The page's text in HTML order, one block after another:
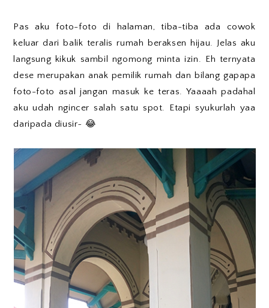
Pas aku foto-foto di halaman, tiba-tiba ada cowok
keluar dari balik teralis rumah beraksen hijau. Jelas aku
langsung kikuk sambil ngomong minta izin. Eh ternyata
dese merupakan anak pemilik rumah dan bilang gapapa
foto-foto asal jangan masuk ke teras. Yaaaah padahal
aku udah ngincer salah satu spot. Etapi syukurlah yaa
daripada diusir~ 😂